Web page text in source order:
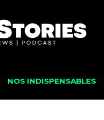
NOS INDISPENSABLES